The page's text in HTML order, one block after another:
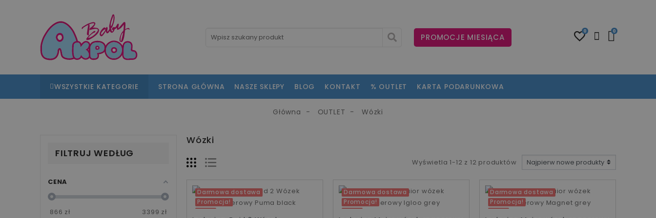
PROMOCJE MIESIĄCA
0 0
WSZYSTKIE KATEGORIE STRONA GŁÓWNA NASZE SKLEPY BLOG KONTAKT % OUTLET KARTA PODARUNKOWA
Główna OUTLET Wózki
FILTRUJ WEDŁUG
CENA
866 zł 3399 zł
Wózki
Wyświetla 1-12 z 12 produktów
Darmowa dostawa
Promocja!
-30%
Darmowa dostawa
Promocja!
-30%
Darmowa dostawa
Promocja!
-30%